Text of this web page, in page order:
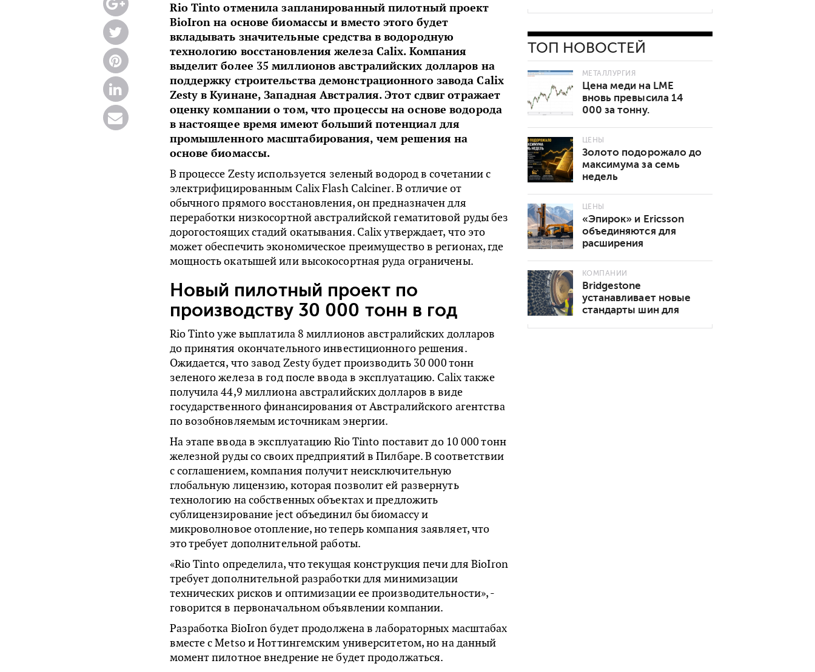
Rio Tinto отменила запланированный пилотный проект
BioIron на основе биомассы и вместо этого будет
вкладывать значительные средства в водородную
технологию восстановления железа Calix. Компания
выделит более 35 миллионов австралийских долларов на
поддержку строительства демонстрационного завода Calix
Zesty в Куинане, Западная Австралия. Этот сдвиг отражает
оценку компании о том, что процессы на основе водорода
в настоящее время имеют больший потенциал для
промышленного масштабирования, чем решения на
основе биомассы.
В процессе Zesty используется зеленый водород в сочетании с
электрифицированным Calix Flash Calciner. В отличие от
обычного прямого восстановления, он предназначен для
переработки низкосортной австралийской гематитовой руды без
дорогостоящих стадий окатывания. Calix утверждает, что это
может обеспечить экономическое преимущество в регионах, где
мощность окатышей или высокосортная руда ограничены.
Новый пилотный проект по
производству 30 000 тонн в год
Rio Tinto уже выплатила 8 миллионов австралийских долларов
до принятия окончательного инвестиционного решения.
Ожидается, что завод Zesty будет производить 30 000 тонн
зеленого железа в год после ввода в эксплуатацию. Calix также
получила 44,9 миллиона австралийских долларов в виде
государственного финансирования от Австралийского агентства
по возобновляемым источникам энергии.
На этапе ввода в эксплуатацию Rio Tinto поставит до 10 000 тонн
железной руды со своих предприятий в Пилбаре. В соответствии
с соглашением, компания получит неисключительную
глобальную лицензию, которая позволит ей развернуть
технологию на собственных объектах и предложить
сублицензирование ject объединил бы биомассу и
микроволновое отопление, но теперь компания заявляет, что
это требует дополнительной работы.
«Rio Tinto определила, что текущая конструкция печи для BioIron
требует дополнительной разработки для минимизации
технических рисков и оптимизации ее производительности», -
говорится в первоначальном объявлении компании.
Разработка BioIron будет продолжена в лабораторных масштабах
вместе с Metso и Ноттингемским университетом, но на данный
момент пилотное внедрение не будет продолжаться.
ТОП НОВОСТЕЙ
МЕТАЛЛУРГИЯ
Цена меди на LME
вновь превысила 14
000 за тонну.
роста
ЦЕНЫ
Золото подорожало до
максимума за семь
недель
ЦЕНЫ
«Эпирок» и Ericsson
объединяются для
расширения
подключения 5G в
горнодобывающей
промышленности
КОМПАНИИ
Bridgestone
устанавливает новые
стандарты шин для